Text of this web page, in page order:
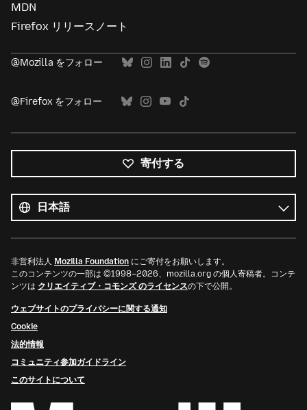
MDN
Firefox リリースノート
@Mozilla をフォロー
@Firefox をフォロー
寄付する
べ
て
の
言
言
語
非営利法人 Mozilla Foundation にご寄付をお願いします。
このコンテンツの一部は ©1998–2026、mozilla.org の個人寄稿者。コンテ
ンツは クリエイティブ・コモンズ のライセンスの下で公開。
ウェブサイトのプライバシーに関する通知
Cookie
法的情報
コミュニティ参加ガイドライン
このサイトについて